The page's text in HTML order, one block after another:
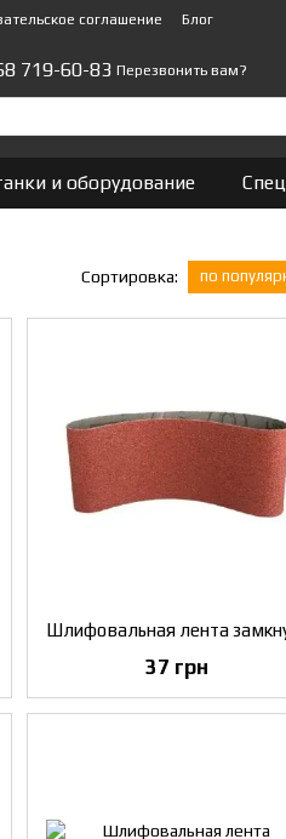
соглашение Блог
719-60-83 Перезвонить вам?
и оборудование
Сортировка: по
37 грн